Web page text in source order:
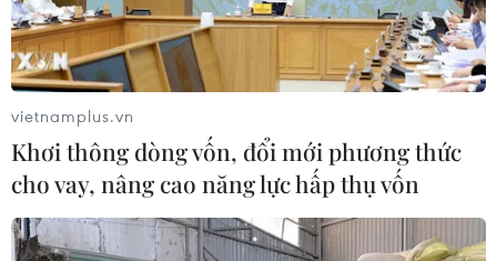
vietnamplus.vn
Khơi thông dòng vốn, đổi mới phương thức
cho vay, nâng cao năng lực hấp thụ vốn